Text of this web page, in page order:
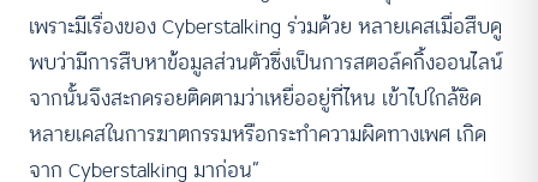
เพราะมีเรื่องของ Cyberstalking ร่วมด้วย หลายเคสเมื่อสืบดู
พบว่ามีการสืบหาข้อมูลส่วนตัวซึ่งเป็นการสตอล์คกิ้งออนไลน์
จากนั้นจึงสะกดรอยติดตามว่าเหยื่ออยู่ที่ไหน เข้าไปใกล้ชิด
หลายเคสในการฆาตกรรมหรือกระทำความผิดทางเพศ เกิด
จาก Cyberstalking มาก่อน”